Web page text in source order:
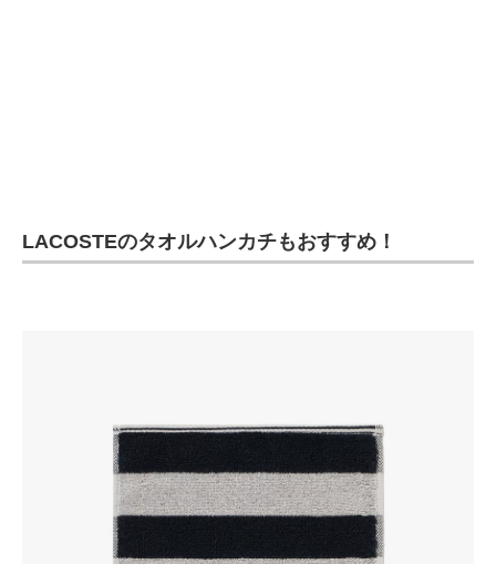
LACOSTEのタオルハンカチもおすすめ！